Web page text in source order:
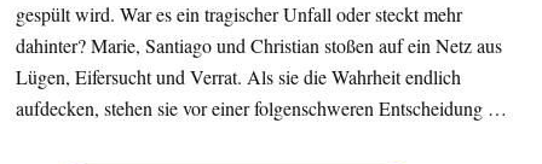
gespült wird. War es ein tragischer Unfall oder steckt mehr
dahinter? Marie, Santiago und Christian stoßen auf ein Netz aus
Lügen, Eifersucht und Verrat. Als sie die Wahrheit endlich
aufdecken, stehen sie vor einer folgenschweren Entscheidung …